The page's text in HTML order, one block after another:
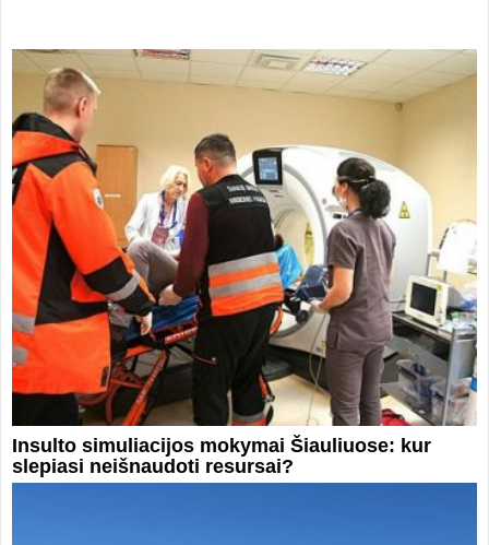
Insulto simuliacijos mokymai Šiauliuose: kur
slepiasi neišnaudoti resursai?